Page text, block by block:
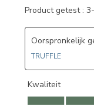
Product getest :
Oorspronkelijk
TRUFFLE
Kwaliteit
Kwaliteit, 5.0 van